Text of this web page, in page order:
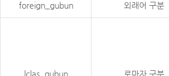
foreign_gubun 외래어 구분
lclas_gubun 로마자 구분